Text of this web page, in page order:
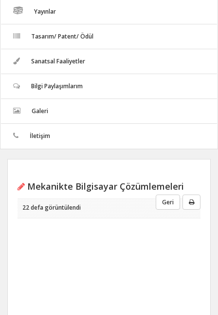
Yayınlar
Tasarım/ Patent/ Ödül
Sanatsal Faaliyetler
Bilgi Paylaşımlarım
Galeri
İletişim
Mekanikte Bilgisayar Çözümlemeleri
Geri
22 defa görüntülendi